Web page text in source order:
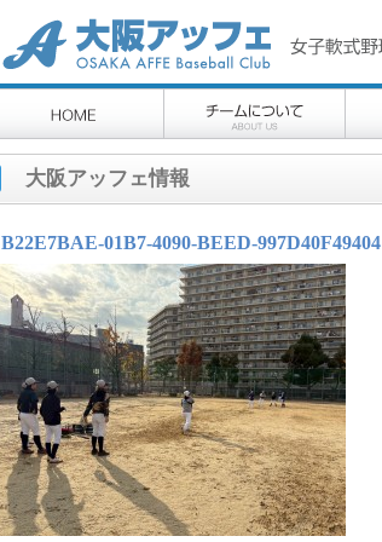
大阪アッフェ情報
B22E7BAE-01B7-4090-BEED-997D40F49404